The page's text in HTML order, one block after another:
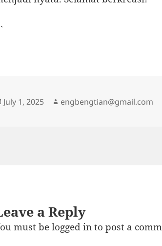
Posted
July 1, 2025 Author
engbengtian@gmail.com
a Reply
must belogged into post a